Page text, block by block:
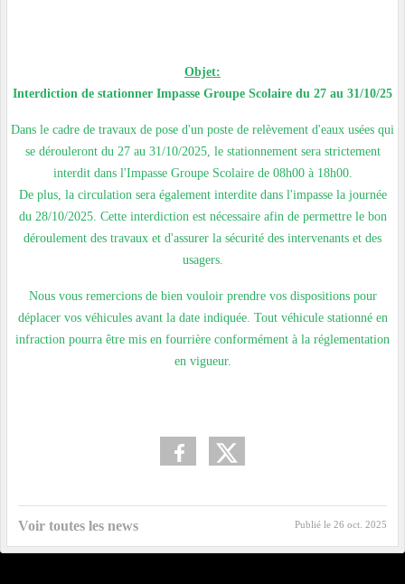
Objet:
Interdiction de stationner Impasse Groupe Scolaire du 27 au 31/10/25
Dans le cadre de travaux de pose d'un poste de relèvement d'eaux usées qui
se dérouleront du 27 au 31/10/2025, le stationnement sera strictement
interdit dans l'Impasse Groupe Scolaire de 08h00 à 18h00.
De plus, la circulation sera également interdite dans l'impasse la journée
du 28/10/2025. Cette interdiction est nécessaire afin de permettre le bon
déroulement des travaux et d'assurer la sécurité des intervenants et des
usagers.
Nous vous remercions de bien vouloir prendre vos dispositions pour
déplacer vos véhicules avant la date indiquée. Tout véhicule stationné en
infraction pourra être mis en fourrière conformément à la réglementation
en vigueur.
Voir toutes les news Publié le 26 oct. 2025